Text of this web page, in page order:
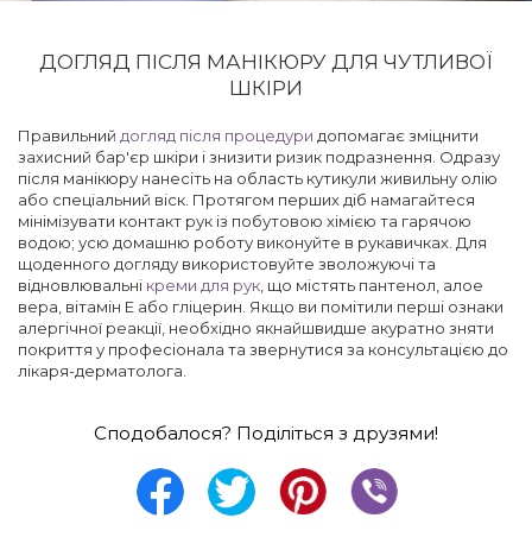
ДОГЛЯД ПІСЛЯ МАНІКЮРУ ДЛЯ ЧУТЛИВОЇ
ШКІРИ
Правильний догляд після процедури допомагає зміцнити
захисний бар'єр шкіри і знизити ризик подразнення. Одразу
після манікюру нанесіть на область кутикули живильну олію
або спеціальний віск. Протягом перших діб намагайтеся
мінімізувати контакт рук із побутовою хімією та гарячою
водою; усю домашню роботу виконуйте в рукавичках. Для
щоденного догляду використовуйте зволожуючі та
відновлювальні креми для рук , що містять пантенол, алое
вера, вітамін Е або гліцерин. Якщо ви помітили перші ознаки
алергічної реакції, необхідно якнайшвидше акуратно зняти
покриття у професіонала та звернутися за консультацією до
лікаря-дерматолога.
Сподобалося? Поділіться з друзями!